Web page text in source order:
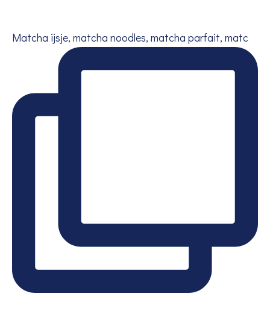
Matcha ijsje, matcha noodles, matcha parfait, matc